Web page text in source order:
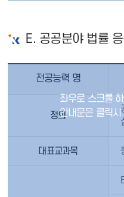
E. 공공분야 법률
전공능력 명
정의
대표교과목